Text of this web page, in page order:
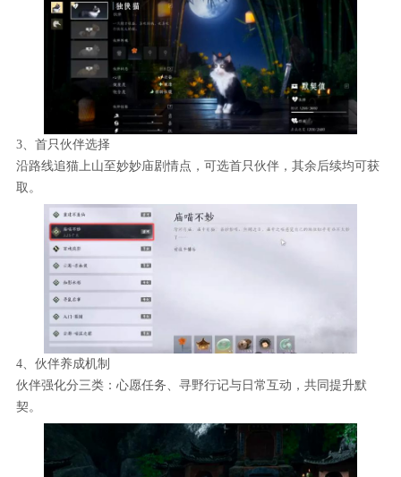
3、首只伙伴选择
沿路线追猫上山至妙妙庙剧情点，可选首只伙伴，其余后续均可获
取。
4、伙伴养成机制
伙伴强化分三类：心愿任务、寻野行记与日常互动，共同提升默
契。